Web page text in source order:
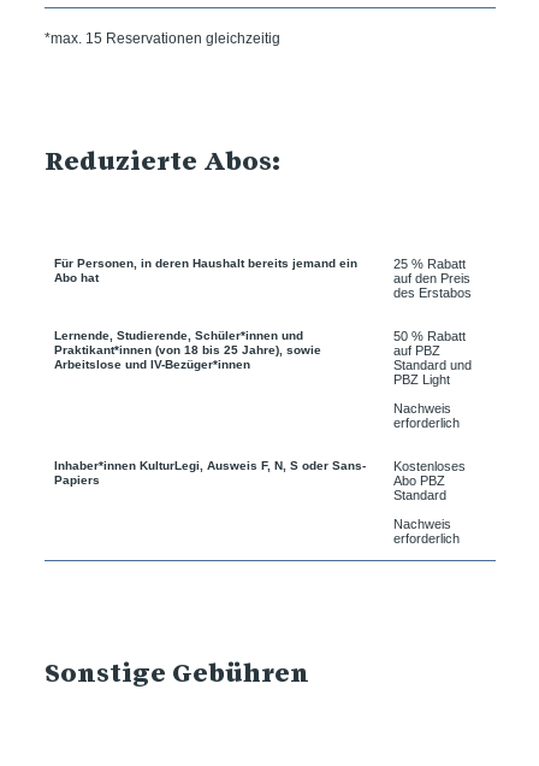
*max. 15 Reservationen gleichzeitig
Reduzierte Abos:
Für Personen, in deren Haushalt bereits jemand ein
Abo hat
25 % Rabatt
auf den Preis
des Erstabos
Lernende, Studierende, Schüler*innen und
Praktikant*innen (von 18 bis 25 Jahre), sowie
Arbeitslose und IV-Bezüger*innen
50 % Rabatt
auf PBZ
Standard und
PBZ Light
Nachweis
erforderlich
Inhaber*innen KulturLegi, Ausweis F, N, S oder Sans-
Papiers
Kostenloses
Abo PBZ
Standard
Nachweis
erforderlich
Sonstige Gebühren